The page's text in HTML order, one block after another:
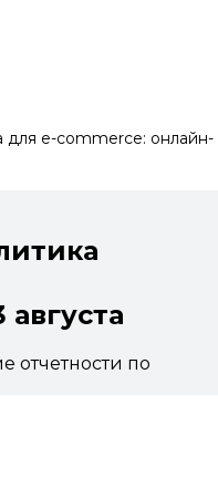
для e-commerce: онлайн-
отчетности по